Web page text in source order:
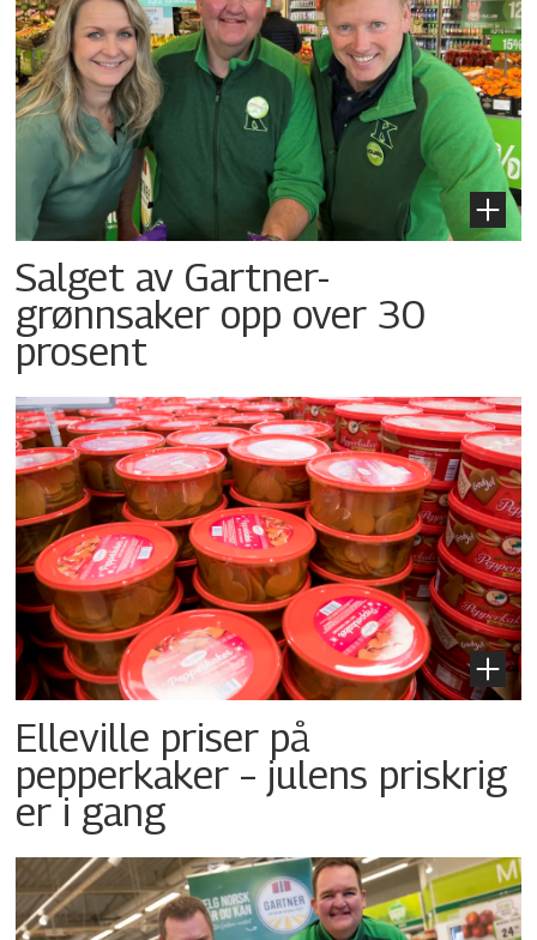
Salget av Gartner-
grønnsaker opp over 30
prosent
Elleville priser på
pepperkaker – julens priskrig
er i gang